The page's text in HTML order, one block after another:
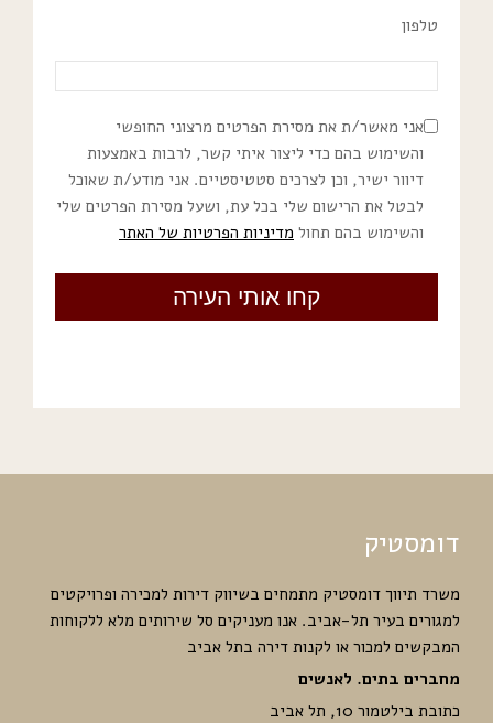
טלפון
אני מאשר/ת את מסירת הפרטים מרצוני החופשי
והשימוש בהם כדי ליצור איתי קשר, לרבות באמצעות
דיוור ישיר, וכן לצרכים סטטיסטיים. אני מודע/ת שאוכל
לבטל את הרישום שלי בכל עת, ושעל מסירת הפרטים שלי
והשימוש בהם תחול מדיניות הפרטיות של האתר
דומסטיק
משרד תיווך דומסטיק מתמחים בשיווק דירות למכירה ופרויקטים
למגורים בעיר תל-אביב. אנו מעניקים סל שירותים מלא ללקוחות
המבקשים למכור או לקנות דירה בתל אביב
מחברים בתים. לאנשים
כתובת בילטמור 10, תל אביב